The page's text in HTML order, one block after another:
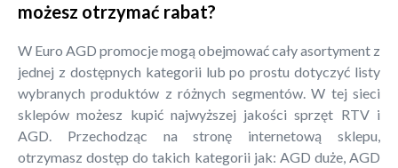
możesz otrzymać rabat?
W Euro AGD promocje mogą obejmować cały asortyment z
jednej z dostępnych kategorii lub po prostu dotyczyć listy
wybranych produktów z różnych segmentów. W tej sieci
sklepów możesz kupić najwyższej jakości sprzęt RTV i
AGD. Przechodząc na stronę internetową sklepu,
otrzymasz dostęp do takich kategorii jak: AGD duże, AGD